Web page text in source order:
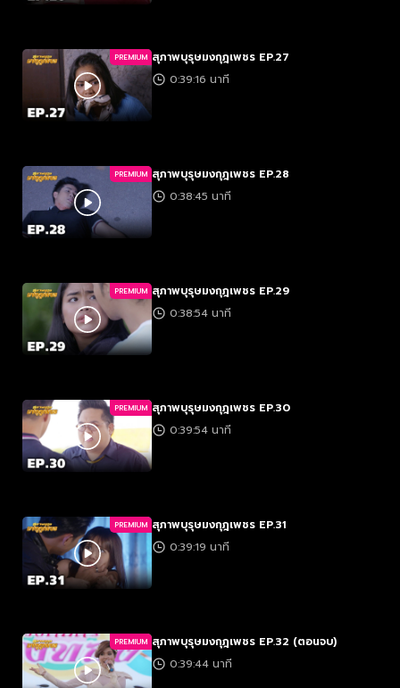
PREMIUM สุภาพบุรุษมงกุฎเพชร EP.27
0:39:16 นาที
PREMIUM สุภาพบุรุษมงกุฎเพชร EP.28
0:38:45 นาที
PREMIUM สุภาพบุรุษมงกุฎเพชร EP.29
0:38:54 นาที
PREMIUM สุภาพบุรุษมงกุฎเพชร EP.30
0:39:54 นาที
PREMIUM สุภาพบุรุษมงกุฎเพชร EP.31
0:39:19 นาที
PREMIUM สุภาพบุรุษมงกุฎเพชร EP.32 (ตอนจบ)
0:39:44 นาที